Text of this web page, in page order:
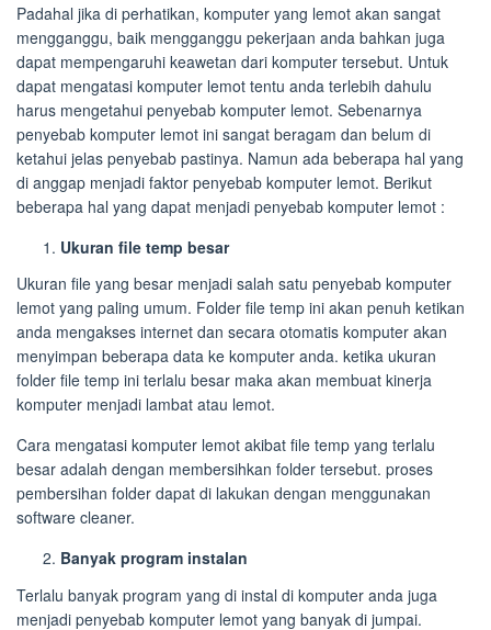
Padahal jika di perhatikan, komputer yang lemot akan sangat
mengganggu, baik mengganggu pekerjaan anda bahkan juga
dapat mempengaruhi keawetan dari komputer tersebut. Untuk
dapat mengatasi komputer lemot tentu anda terlebih dahulu
harus mengetahui penyebab komputer lemot. Sebenarnya
penyebab komputer lemot ini sangat beragam dan belum di
ketahui jelas penyebab pastinya. Namun ada beberapa hal yang
di anggap menjadi faktor penyebab komputer lemot. Berikut
beberapa hal yang dapat menjadi penyebab komputer lemot :
Ukuran file temp besar
Ukuran file yang besar menjadi salah satu penyebab komputer
lemot yang paling umum. Folder file temp ini akan penuh ketikan
anda mengakses internet dan secara otomatis komputer akan
menyimpan beberapa data ke komputer anda. ketika ukuran
folder file temp ini terlalu besar maka akan membuat kinerja
komputer menjadi lambat atau lemot.
Cara mengatasi komputer lemot akibat file temp yang terlalu
besar adalah dengan membersihkan folder tersebut. proses
pembersihan folder dapat di lakukan dengan menggunakan
software cleaner.
Banyak program instalan
Terlalu banyak program yang di instal di komputer anda juga
menjadi penyebab komputer lemot yang banyak di jumpai.